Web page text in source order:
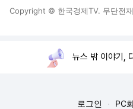
Copyright © 한국경제TV. 무단전
뉴스 밖 이야기,
로그인 PC